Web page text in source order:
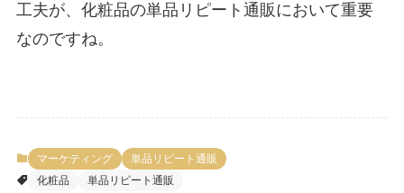
工夫が、化粧品の単品リピート通販において重要
なのですね。
マーケティング
単品リピート通販
化粧品
単品リピート通販